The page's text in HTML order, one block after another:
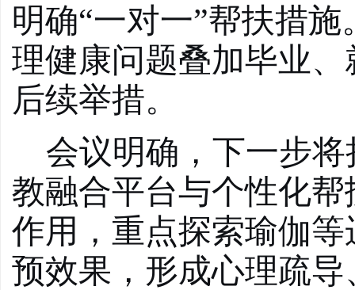
明确“一对一”帮扶措施
理健康问题叠加毕业
后续举措。
会议明确，下一步
教融合平台与个性化
作用，重点探索瑜伽
预效果，形成心理疏